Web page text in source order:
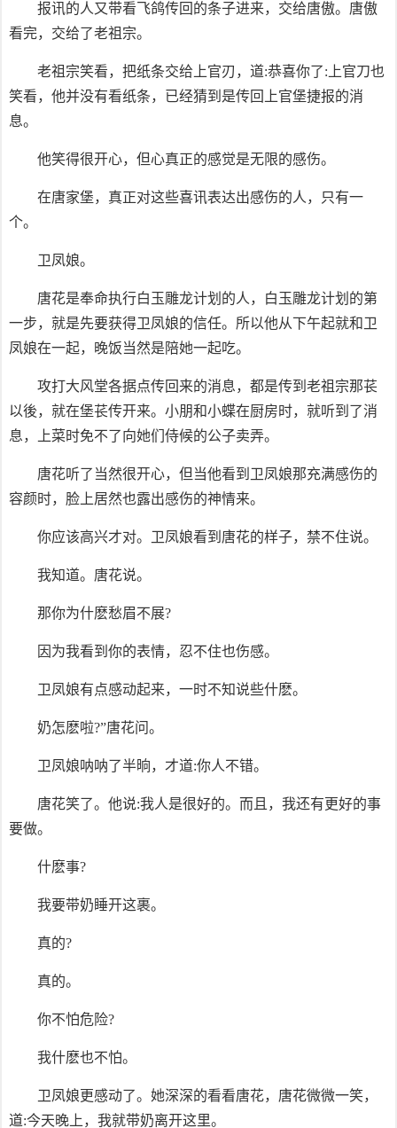
报讯的人又带看飞鸽传回的条子进来，交给唐傲。唐傲
看完，交给了老祖宗。
老祖宗笑看，把纸条交给上官刃，道:恭喜你了:上官刀也
笑看，他并没有看纸条，已经猜到是传回上官堡捷报的消
息。
他笑得很开心，但心真正的感觉是无限的感伤。
在唐家堡，真正对这些喜讯表达出感伤的人，只有一
个。
卫凤娘。
唐花是奉命执行白玉雕龙计划的人，白玉雕龙计划的第
一步，就是先要获得卫凤娘的信任。所以他从下午起就和卫
凤娘在一起，晚饭当然是陪她一起吃。
攻打大风堂各据点传回来的消息，都是传到老祖宗那苌
以後，就在堡苌传开来。小朋和小蝶在厨房时，就听到了消
息，上菜时免不了向她们侍候的公子卖弄。
唐花听了当然很开心，但当他看到卫凤娘那充满感伤的
容颜时，脸上居然也露出感伤的神情来。
你应该高兴才对。卫凤娘看到唐花的样子，禁不住说。
我知道。唐花说。
那你为什麽愁眉不展?
因为我看到你的表情，忍不住也伤感。
卫凤娘有点感动起来，一时不知说些什麽。
奶怎麽啦?”唐花问。
卫凤娘呐呐了半晌，才道:你人不错。
唐花笑了。他说:我人是很好的。而且，我还有更好的事
要做。
什麽事?
我要带奶睡开这裹。
真的?
真的。
你不怕危险?
我什麽也不怕。
卫凤娘更感动了。她深深的看看唐花，唐花微微一笑，
道:今天晚上，我就带奶离开这里。